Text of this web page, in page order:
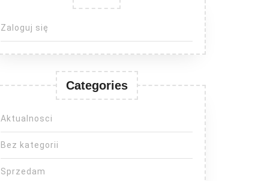
Zaloguj się
Categories
Aktualnosci
Bez kategorii
Sprzedam